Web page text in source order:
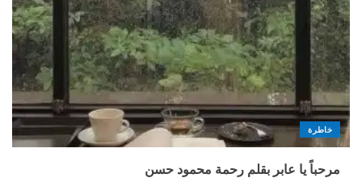
خاطرة
مرحباً يا عابر بقلم رحمة محمود حسن